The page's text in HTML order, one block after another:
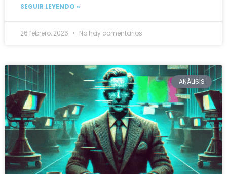
SEGUIR LEYENDO »
26 febrero, 2026 No hay comentarios
ANÁLISIS